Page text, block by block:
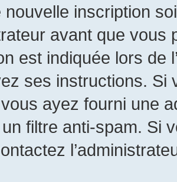
nouvelle inscription
avant que
est indiquée lors de
ses instructions. Si
ayez fourni une
filtre anti-spam. Si